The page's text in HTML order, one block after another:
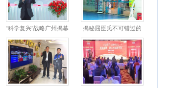
“科学复兴”战略广州揭幕
揭秘屈臣氏不可错过的
卸妆